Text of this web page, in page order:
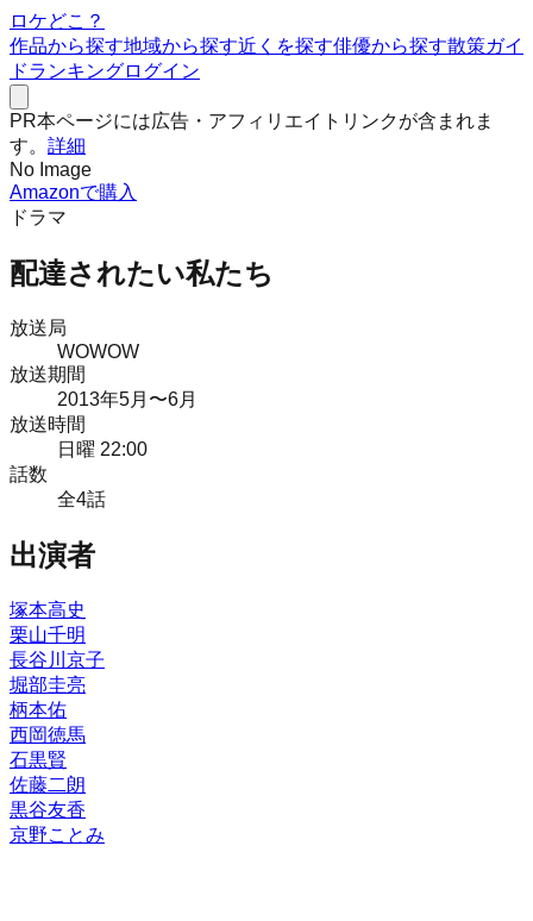
ロケどこ？
作品から探す地域から探す近くを探す俳優から探す散策ガイ
ドランキングログイン
PR本ページには広告・アフィリエイトリンクが含まれま
す。 詳細
No Image
Amazonで購入
ドラマ
配達されたい私たち
放送局
WOWOW
放送期間
2013年5月 〜6月
放送時間
日曜 22:00
話数
全4話
出演者
塚本高史
栗山千明
長谷川京子
堀部圭亮
柄本佑
西岡徳馬
石黒賢
佐藤二朗
黒谷友香
京野ことみ